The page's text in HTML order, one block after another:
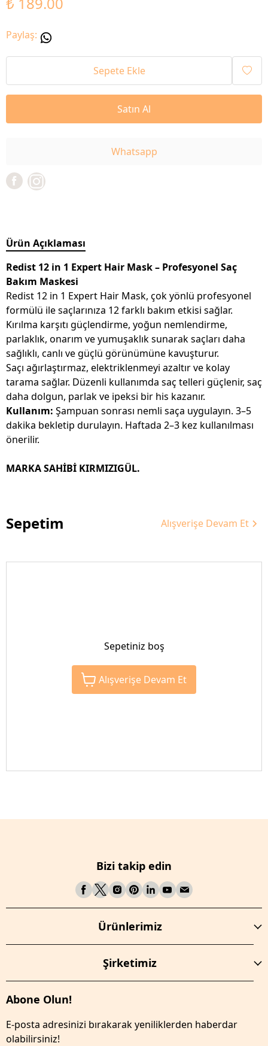
Paylaş:
Sepete Ekle
Satın Al
Whatsapp
Ürün Açıklaması
Redist 12 in 1 Expert Hair Mask – Profesyonel Saç
Bakım Maskesi
Redist 12 in 1 Expert Hair Mask, çok yönlü profesyonel
formülü ile saçlarınıza 12 farklı bakım etkisi sağlar.
Kırılma karşıtı güçlendirme, yoğun nemlendirme,
parlaklık, onarım ve yumuşaklık sunarak saçları daha
sağlıklı, canlı ve güçlü görünümüne kavuşturur.
Saçı ağırlaştırmaz, elektriklenmeyi azaltır ve kolay
tarama sağlar. Düzenli kullanımda saç telleri güçlenir, saç
daha dolgun, parlak ve ipeksi bir his kazanır.
Kullanım: Şampuan sonrası nemli saça uygulayın. 3–5
dakika bekletip durulayın. Haftada 2–3 kez kullanılması
önerilir.
MARKA SAHİBİ KIRMIZIGÜL.
Sepetim Alışverişe Devam Et
Sepetiniz boş
Alışverişe Devam Et
Bizi takip edin
Ürünlerimiz
Şirketimiz
Abone Olun!
E-posta adresinizi bırakarak yeniliklerden haberdar
olabilirsiniz!